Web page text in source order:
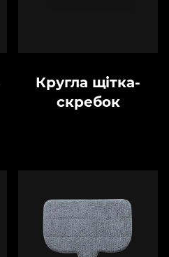
Кругла щітка-
скребок